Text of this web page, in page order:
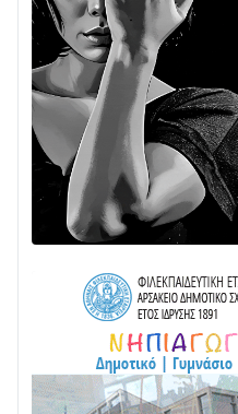
Διαβάστε την
31/07 • 08:16
Δωρίδα για Όλους:
στην ΕΥΔΑΠ»
28/07 • 21:46
Διαβάστε την
24/07 • 11:31
Γιορτή της Τράτας 2026
Παράδοση, Χορός &
ΤΟ ΠΑΡΤΥ ΣΥΝΕΧΙΖΕΤΑΙ…
Στο σκοτάδι μεγάλο
04/08 • 19:47